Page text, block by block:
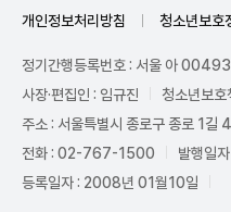
개인정보처리방침 청소년보호
정기간행등록번호 : 서울 아 00493
사장·편집인 : 임규진
청소년보호
주소 : 서울특별시 종로구 종로 1
전화 : 02-767-1500
발행일
등록일자 : 2008년 01월10일